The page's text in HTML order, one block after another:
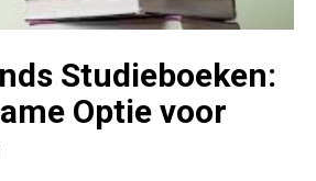
Studieboeken:
Optie voor